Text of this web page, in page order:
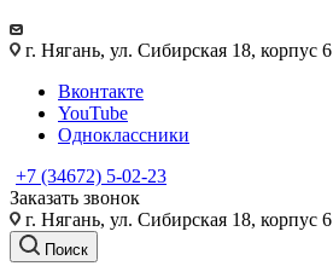
г. Нягань, ул. Сибирская 18, корпус 6
Вконтакте
YouTube
Одноклассники
+7 (34672) 5-02-23
Заказать звонок
г. Нягань, ул. Сибирская 18, корпус 6
Поиск